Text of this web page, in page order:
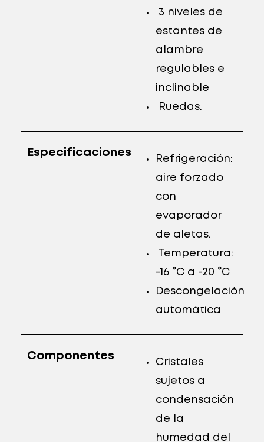
3 niveles de
estantes de
alambre
regulables e
inclinable
Ruedas.
Especificaciones
Refrigeración:
aire forzado
con
evaporador
de aletas.
Temperatura:
-16 °C a -20 °C
Descongelación
automática
Componentes
Cristales
sujetos a
condensación
de la
humedad del